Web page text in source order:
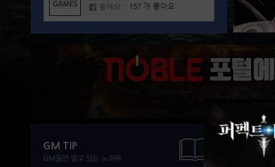
GM TIP
GM들만 알고 있는 노하우 조